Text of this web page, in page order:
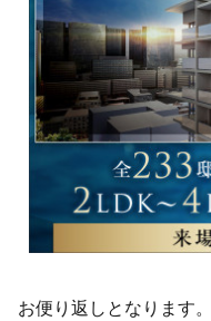
お便り返しとなります。